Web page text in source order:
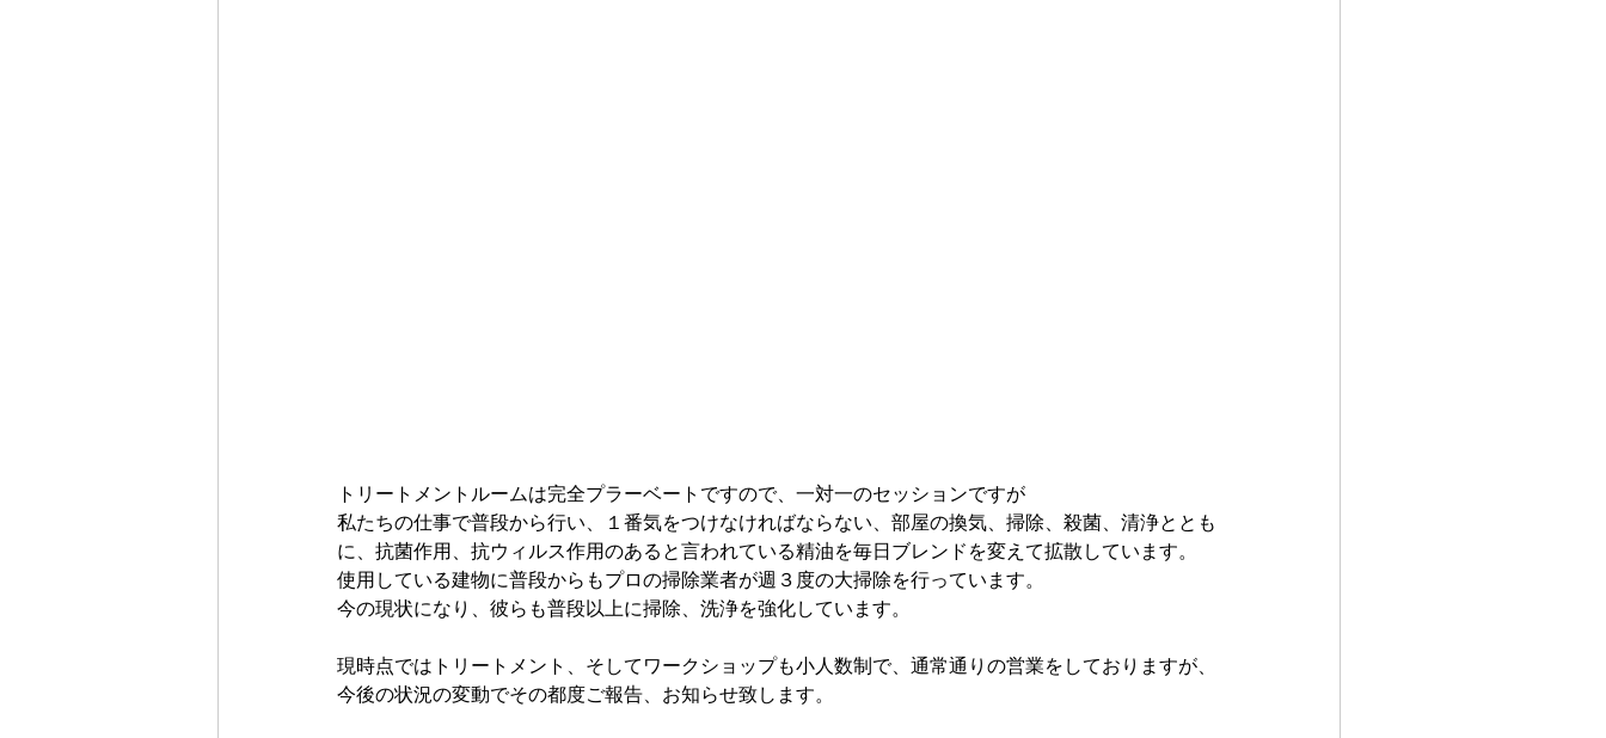
トリートメントルームは完全プラーベートですので、一対一のセッションですが
私たちの仕事で普段から行い、１番気をつけなければならない、部屋の換気、掃除、殺菌、清浄ととも
に、抗菌作用、抗ウィルス作用のあると言われている精油を毎日ブレンドを変えて拡散しています。
使用している建物に普段からもプロの掃除業者が週３度の大掃除を行っています。
今の現状になり、彼らも普段以上に掃除、洗浄を強化しています。
現時点ではトリートメント、そしてワークショップも小人数制で、通常通りの営業をしておりますが、
今後の状況の変動でその都度ご報告、お知らせ致します。